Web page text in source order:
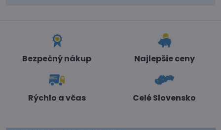
Bezpečný nákup Najlepšie ceny
Rýchlo a včas Celé Slovensko